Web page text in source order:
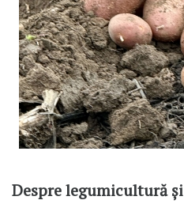
Despre legumicultură